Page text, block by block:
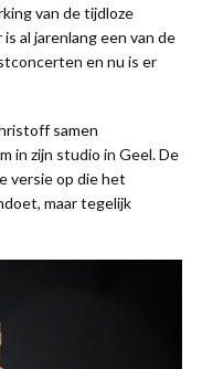
van de tijdloze
al jarenlang een van de
en nu is er
samen
in zijn studio in Geel. De
versie op die het
maar tegelijk